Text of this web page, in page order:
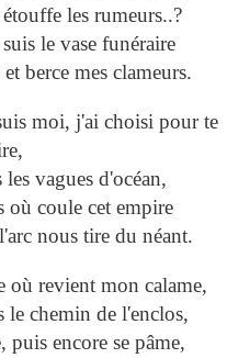
les rumeurs..?
le vase funéraire
berce mes clameurs.
moi, j'ai choisi pour te
vagues d'océan,
où coule cet empire
nous tire du néant.
où revient mon calame,
le chemin de l'enclos,
puis encore se pâme,